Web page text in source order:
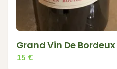
Grand Vin De Bordeux
15 €